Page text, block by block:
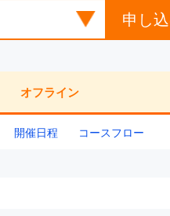
申し
オフライン
開催日程 コースフロー